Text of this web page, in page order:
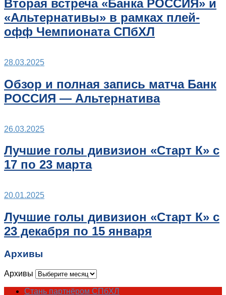
Вторая встреча «Банка РОССИЯ» и
«Альтернативы» в рамках плей-
офф Чемпионата СПбХЛ
28.03.2025
Обзор и полная запись матча Банк
РОССИЯ — Альтернатива
26.03.2025
Лучшие голы дивизион «Старт К» с
17 по 23 марта
20.01.2025
Лучшие голы дивизион «Старт К» с
23 декабря по 15 января
Архивы
Архивы
Стань партнёром СПбХЛ